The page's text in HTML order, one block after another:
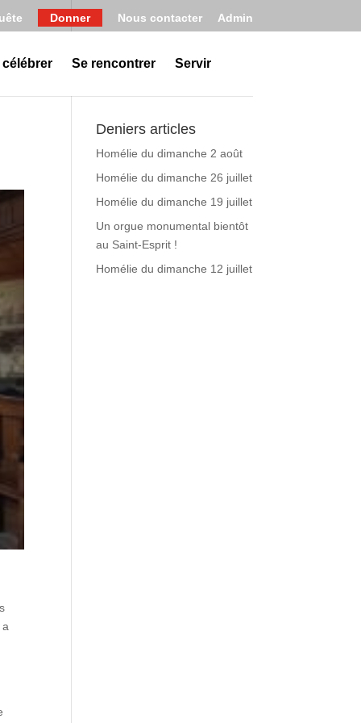
Donner Nous contacter Admin
Se rencontrer Servir
Deniers articles
Homélie du dimanche 2 août
Homélie du dimanche 26 juillet
Homélie du dimanche 19 juillet
Un orgue monumental bientôt
au Saint-Esprit !
Homélie du dimanche 12 juillet